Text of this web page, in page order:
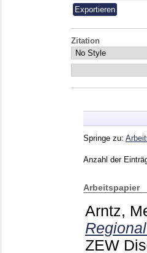
Zitation
Springe zu:
Anzahl der
Arbeitspapier
Arntz,
ZEW